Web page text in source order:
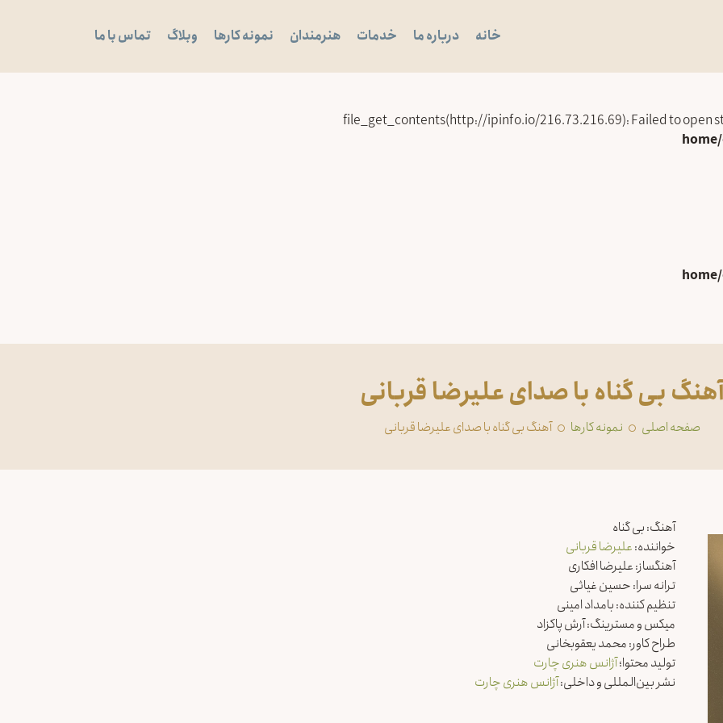
خانه درباره ما خدمات هنرمندان نمونه کارها وبلاگ تماس با ما
بی گناه با صدای علیرضا قربانی
صفحه اصلی ‏نمونه کارها آهنگ بی گناه با صدای علیرضا قربانی
آهنگ: بی گناه
خواننده:علیرضا قربانی
آهنگساز: علیرضا افکاری
ترانه سرا: حسین غیاثی
تنظیم کننده: بامداد امینی
میکس و مسترینگ: آرش پاکزاد
طراح کاور: محمد یعقوبخانی
تولید محتوا؛آژانس هنری چارت
نشر بین‌المللی و داخلی:آژانس هنری چارت